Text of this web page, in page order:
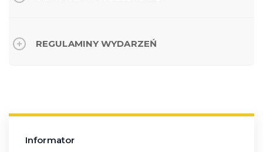
REGULAMINY WYDARZEŃ
Informator